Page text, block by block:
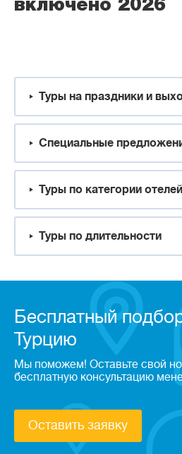
включено 2026
Туры на праздники и
Специальные
Туры по категории отелей
Туры по длительности
Бесплатный
Турцию
Мы поможем! Оставьте свой
бесплатную консультацию
Оставить заявку